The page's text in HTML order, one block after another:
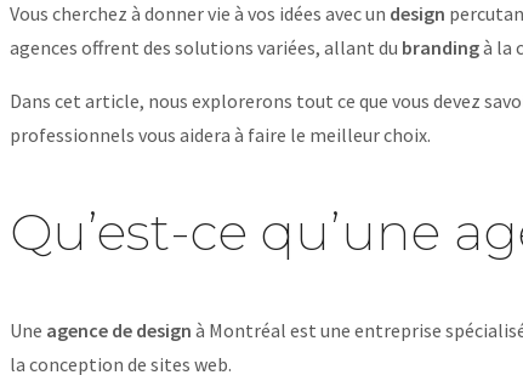
Vous cherchez à donner vie à vos idées avec un design
agences offrent des solutions variées, allant du brandingà la
Dans cet article, nous explorerons tout ce que vous devez
professionnels vous aidera à faire le meilleur choix.
Qu’est-ce qu’une
Une agence de design à Montréal est une entreprise
la conception de sites web.